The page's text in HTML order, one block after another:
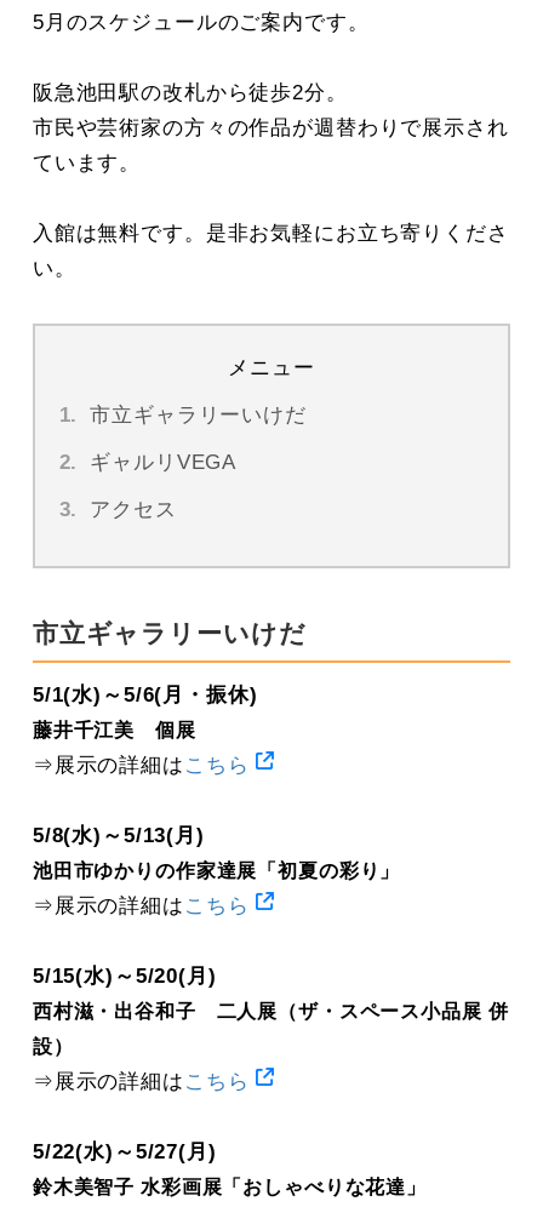
5月のスケジュールのご案内です。
阪急池田駅の改札から徒歩2分。
市民や芸術家の方々の作品が週替わりで展示され
ています。
入館は無料です。是非お気軽にお立ち寄りくださ
い。
メニュー
市立ギャラリーいけだ
ギャルリVEGA
アクセス
市立ギャラリーいけだ
5/1(水)～5/6(月・振休)
藤井千江美 個展
⇒展示の詳細は こちら
5/8(水)～5/13(月)
池田市ゆかりの作家達展「初夏の彩り」
⇒展示の詳細は こちら
5/15(水)～5/20(月)
西村滋・出谷和子 二人展（ザ・スペース小品展 併
設）
⇒展示の詳細は こちら
5/22(水)～5/27(月)
鈴木美智子 水彩画展「おしゃべりな花達」